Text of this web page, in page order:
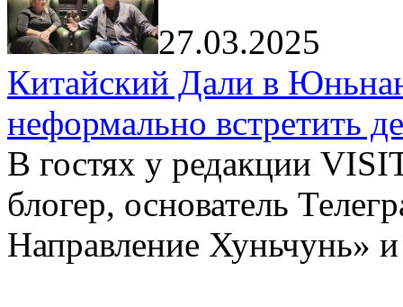
27.03.2025
Китайский Дали в
неформально встретить
В гостях у редакции
блогер, основатель
Направление Хуньчунь»